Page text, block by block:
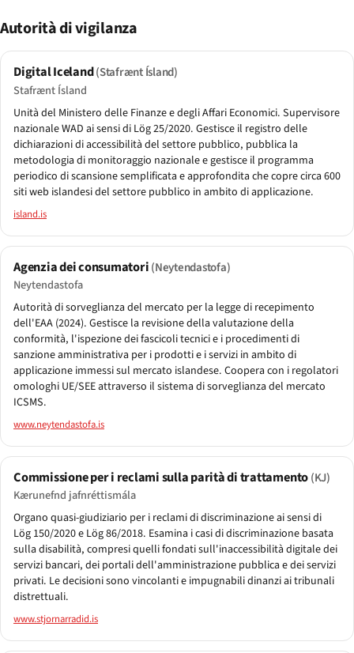
Autorità di vigilanza
Digital Iceland(Stafrænt Ísland)
Stafrænt Ísland
Unità del Ministero delle Finanze e degli Affari Economici. Supervisore
nazionale WAD ai sensi di Lög 25/2020. Gestisce il registro delle
dichiarazioni di accessibilità del settore pubblico, pubblica la
metodologia di monitoraggio nazionale e gestisce il programma
periodico di scansione semplificata e approfondita che copre circa 600
siti web islandesi del settore pubblico in ambito di applicazione.
island.is
Agenzia dei consumatori(Neytendastofa)
Neytendastofa
Autorità di sorveglianza del mercato per la legge di recepimento
dell'EAA (2024). Gestisce la revisione della valutazione della
conformità, l'ispezione dei fascicoli tecnici e i procedimenti di
sanzione amministrativa per i prodotti e i servizi in ambito di
applicazione immessi sul mercato islandese. Coopera con i regolatori
omologhi UE/SEE attraverso il sistema di sorveglianza del mercato
ICSMS.
www.neytendastofa.is
Commissione per i reclami sulla parità di trattamento(KJ)
Kærunefnd jafnréttismála
Organo quasi-giudiziario per i reclami di discriminazione ai sensi di
Lög 150/2020 e Lög 86/2018. Esamina i casi di discriminazione basata
sulla disabilità, compresi quelli fondati sull'inaccessibilità digitale dei
servizi bancari, dei portali dell'amministrazione pubblica e dei servizi
privati. Le decisioni sono vincolanti e impugnabili dinanzi ai tribunali
distrettuali.
www.stjornarradid.is